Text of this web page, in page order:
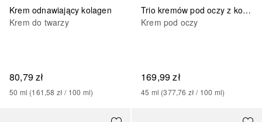
Krem odnawiający kolagen
Krem do twarzy
80,79 zł
50 ml (161,58 zł / 100 ml)
Trio kremów pod oczy z kolagenem
Krem pod oczy
169,99 zł
45 ml (377,76 zł / 100 ml)